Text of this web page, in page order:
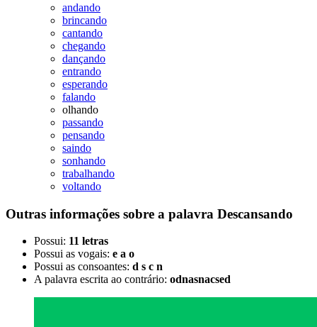
andando
brincando
cantando
chegando
dançando
entrando
esperando
falando
olhando
passando
pensando
saindo
sonhando
trabalhando
voltando
Outras informações sobre a palavra Descansando
Possui: 11 letras
Possui as vogais: e a o
Possui as consoantes: d s c n
A palavra escrita ao contrário: odnasnacsed